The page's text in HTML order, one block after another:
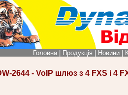
Головна Продукція Новини
2644 - VoIP шлюз з 4 FXS і 4